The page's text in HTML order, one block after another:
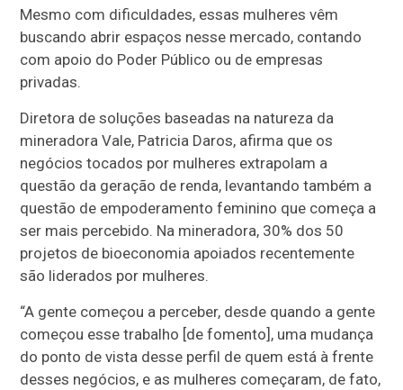
Mesmo com dificuldades, essas mulheres vêm
buscando abrir espaços nesse mercado, contando
com apoio do Poder Público ou de empresas
privadas.
Diretora de soluções baseadas na natureza da
mineradora Vale, Patricia Daros, afirma que os
negócios tocados por mulheres extrapolam a
questão da geração de renda, levantando também a
questão de empoderamento feminino que começa a
ser mais percebido. Na mineradora, 30% dos 50
projetos de bioeconomia apoiados recentemente
são liderados por mulheres.
“A gente começou a perceber, desde quando a gente
começou esse trabalho [de fomento], uma mudança
do ponto de vista desse perfil de quem está à frente
desses negócios, e as mulheres começaram, de fato,